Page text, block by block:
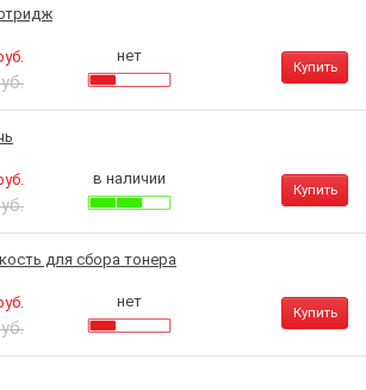
нет
Купить
в наличии
Купить
для сбора тонера
нет
Купить